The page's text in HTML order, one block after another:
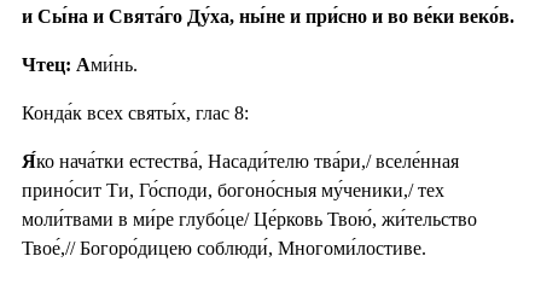
и Сы́на и Свята́го Ду́ха, ны́не и при́сно и во ве́ки веко́в.
Чтец: Ами́нь.
Конда́к всех святы́х, глас 8:
Я́ко нача́тки естества́, Насади́телю тва́ри,/ вселе́нная
прино́сит Ти, Го́споди, богоно́сныя му́ченики,/ тех
моли́твами в ми́ре глубо́це/ Це́рковь Твою́, жи́тельство
Твое́,// Богоро́дицею соблюди́, Многоми́лостиве.